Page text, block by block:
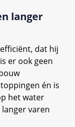
langer
dat hij
er ook geen
én is
het water
varen